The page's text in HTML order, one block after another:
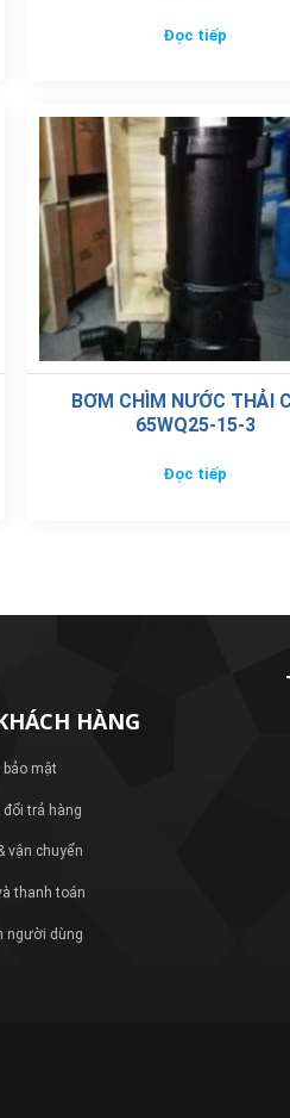
Đọc tiếp
BƠM CHÌM NƯỚC THẢI
65WQ25-15-3
Đọc tiếp
HÀNG
bảo mật
đổi trả hàng
vận chuyển
thanh toán
người dùng